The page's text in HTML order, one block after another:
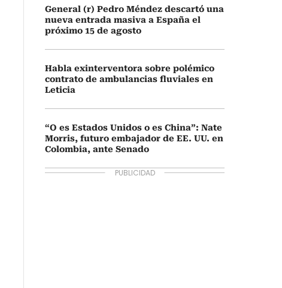
General (r) Pedro Méndez descartó una
nueva entrada masiva a España el
próximo 15 de agosto
Habla exinterventora sobre polémico
contrato de ambulancias fluviales en
Leticia
“O es Estados Unidos o es China”: Nate
Morris, futuro embajador de EE. UU. en
Colombia, ante Senado